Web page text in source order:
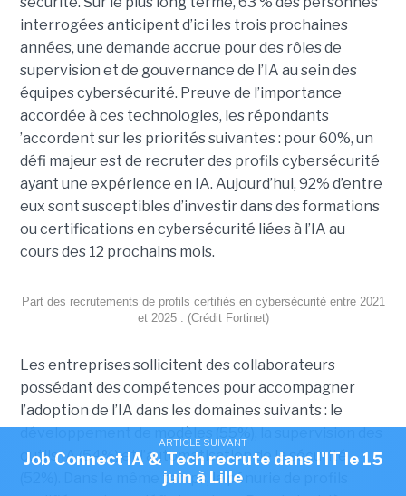
interrogées anticipent d’ici les trois prochaines
années, une demande accrue pour des rôles de
supervision et de gouvernance de l’IA au sein des
équipes cybersécurité. Preuve de l’importance
accordée à ces technologies, les répondants
’accordent sur les priorités suivantes : pour 60%, un
défi majeur est de recruter des profils cybersécurité
ayant une expérience en IA. Aujourd’hui, 92% d’entre
eux sont susceptibles d’investir dans des formations
ou certifications en cybersécurité liées à l’IA au
cours des 12 prochains mois.
Part des recrutements de profils certifiés en cybersécurité entre 2021
et 2025 . (Crédit Fortinet)
Les entreprises sollicitent des collaborateurs
possédant des compétences pour accompagner
l’adoption de l’IA dans les domaines suivants : le
outils IA (54%) et l’automatisation de la sécurité
(52%). Dans le même temps, la pénurie de profils
ARTICLE SUIVANT
Job Connect IA & Tech recrute dans l'IT le 15
juin à Lille